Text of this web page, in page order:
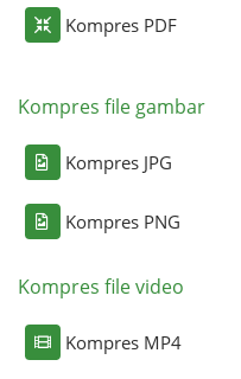
Kompres PDF
Kompres file gambar
Kompres JPG
Kompres PNG
Kompres file video
Kompres MP4